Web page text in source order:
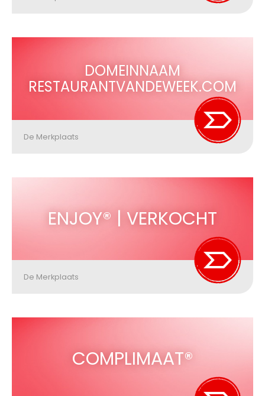
DOMEINNAAM
RESTAURANTVANDEWEEK.COM
De Merkplaats
ENJOY® | VERKOCHT
De Merkplaats
COMPLIMAAT®